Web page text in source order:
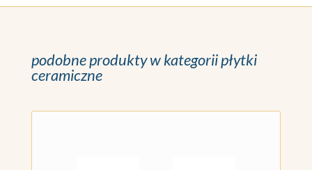
podobne produkty w kategorii płytki
ceramiczne